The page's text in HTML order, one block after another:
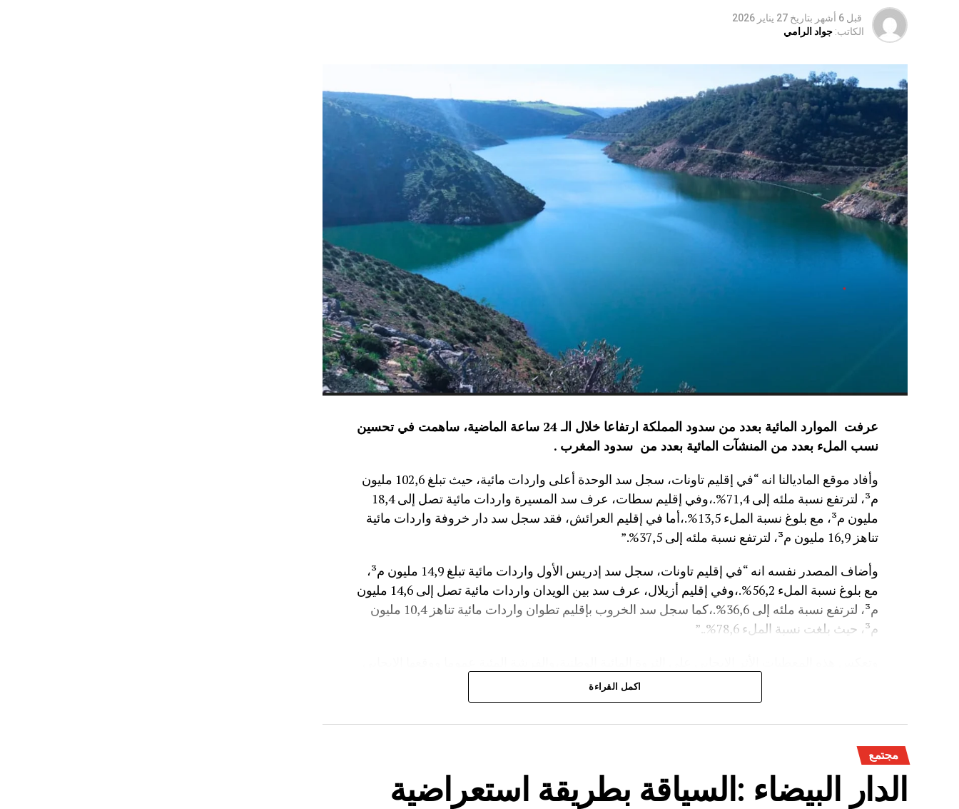
قبل 6 أشهر بتاريخ 27 يناير 2026
الكاتب: جواد الرامي
عرفت الموارد المائية بعدد من سدود المملكة ارتفاعا خلال الـ 24 ساعة الماضية، ساهمت في تحسين
نسب الملء بعدد من المنشآت المائية بعدد من سدود المغرب .
وأفاد موقع الماديالنا انه “في إقليم تاونات، سجل سد الوحدة أعلى واردات مائية، حيث تبلغ 102,6 مليون
م³، لترتفع نسبة ملئه إلى 71,4%.،وفي إقليم سطات، عرف سد المسيرة واردات مائية تصل إلى 18,4
مليون م³، مع بلوغ نسبة الملء 13,5%.،أما في إقليم العرائش، فقد سجل سد دار خروفة واردات مائية
تناهز 16,9 مليون م³، لترتفع نسبة ملئه إلى 37,5%.”
وأضاف المصدر نفسه انه “في إقليم تاونات، سجل سد إدريس الأول واردات مائية تبلغ 14,9 مليون م³،
مع بلوغ نسبة الملء 56,2%.،وفي إقليم أزيلال، عرف سد بين الويدان واردات مائية تصل إلى 14,6 مليون
م³، لترتفع نسبة ملئه إلى 36,6%.،كما سجل سد الخروب بإقليم تطوان واردات مائية تناهز 10,4 مليون
م³، حيث بلغت نسبة الملء 78,6%..”
اكمل القراءة
مجتمع
الدار البيضاء :السياقة بطريقة استعراضية